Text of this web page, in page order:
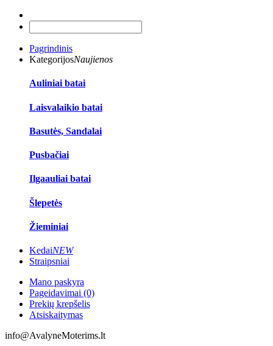
Pagrindinis
KategorijosNaujienos
Auliniai batai
Laisvalaikio batai
Basutės, Sandalai
Pusbačiai
Ilgaauliai batai
Šlepetės
Žieminiai
KedaiNEW
Straipsniai
Mano paskyra
Pageidavimai (0)
Prekių krepšelis
Atsiskaitymas
info@AvalyneMoterims.lt